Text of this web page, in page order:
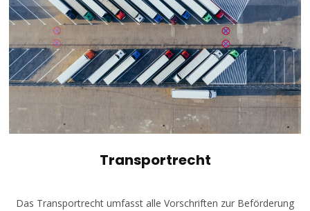
Transportrecht
Das Transportrecht umfasst alle Vorschriften zur Beförderung